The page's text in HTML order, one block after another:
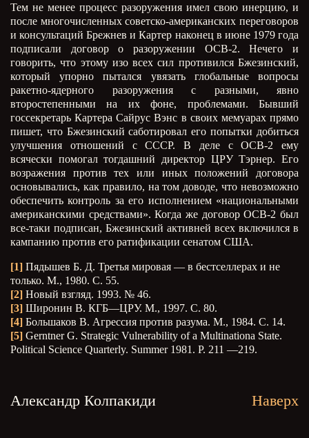
Тем не менее процесс разоружения имел свою инерцию, и
после многочисленных советско-американских переговоров
и консультаций Брежнев и Картер наконец в июне 1979 года
подписали договор о разоружении ОСВ-2. Нечего и
говорить, что этому изо всех сил противился Бжезинский,
который упорно пытался увязать глобальные вопросы
ракетно-ядерного разоружения с разными, явно
второстепенными на их фоне, проблемами. Бывший
госсекретарь Картера Сайрус Вэнс в своих мемуарах прямо
пишет, что Бжезинский саботировал его попытки добиться
улучшения отношений с СССР. В деле с ОСВ-2 ему
всячески помогал тогдашний директор ЦРУ Тэрнер. Его
возражения против тех или иных положений договора
основывались, как правило, на том доводе, что невозможно
обеспечить контроль за его исполнением «национальными
американскими средствами». Когда же договор ОСВ-2 был
все-таки подписан, Бжезинский активней всех включился в
кампанию против его ратификации сенатом США.
[1] Пядышев Б. Д. Третья мировая — в бестселлерах и не
только. М., 1980. С. 55.
[2] Новый взгляд. 1993. № 46.
[3] Широнин В. КГБ—ЦРУ. М., 1997. С. 80.
[4] Большаков В. Агрессия против разума. М., 1984. С. 14.
[5] Gerntner G. Strategic Vulnerability of a Multinationa State.
Political Science Quarterly. Summer 1981. P. 211 —219.
Александр Колпакиди Наверх